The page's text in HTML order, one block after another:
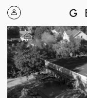
Genova
Group